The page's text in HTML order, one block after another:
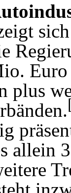
Euro
plus
allein